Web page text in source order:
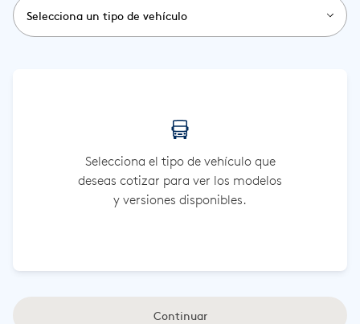
Selecciona el tipo de vehículo que
deseas cotizar para ver los modelos
y versiones disponibles.
Continuar